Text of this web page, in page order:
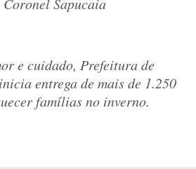
Sapucaia
e cuidado, Prefeitura de
entrega de mais de 1.250
famílias no inverno.